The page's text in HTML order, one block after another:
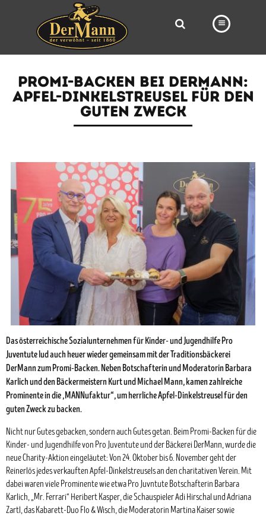
FILIALEN
BÄCKEREI
VORBESTELLUNG
NEWS
KARRIERE
VIDEOS
PROMI-BACKEN BEI DERMANN:
APFEL-DINKELSTREUSEL FÜR DEN
GUTEN ZWECK
Das österreichische Sozialunternehmen für Kinder- und Jugendhilfe Pro
Juventute lud auch heuer wieder gemeinsam mit der Traditionsbäckerei
DerMann zum Promi-Backen. Neben Botschafterin und Moderatorin Barbara
Karlich und den Bäckermeistern Kurt und Michael Mann, kamen zahlreiche
Prominente in die „MANNufaktur“, um herrliche Apfel-Dinkelstreusel für den
guten Zweck zu backen.
Nicht nur Gutes gebacken, sondern auch Gutes getan. Beim Promi-Backen für die
Kinder- und Jugendhilfe von Pro Juventute und der Bäckerei DerMann, wurde die
neue Charity-Aktion eingeläutet: Von 24. Oktober bis 6. November geht der
Reinerlös jedes verkauften Apfel-Dinkelstreusels an den charitativen Verein. Mit
dabei waren viele Prominente wie etwa Pro Juvntute Botschafterin Barbara
Karlich, „Mr. Ferrari“ Heribert Kasper, die Schauspieler Adi Hirschal und Adriana
Zartl, das Kabarett-Duo Flo & Wisch, die Moderatorin Martina Kaiser sowie